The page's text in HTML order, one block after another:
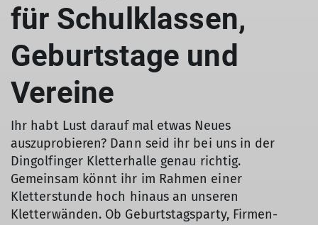
für Schulklassen,
Geburtstage und
Vereine
Ihr habt Lust darauf mal etwas Neues
auszuprobieren? Dann seid ihr bei uns in der
Dingolfinger Kletterhalle genau richtig.
Gemeinsam könnt ihr im Rahmen einer
Kletterstunde hoch hinaus an unseren
Kletterwänden. Ob Geburtstagsparty, Firmen-